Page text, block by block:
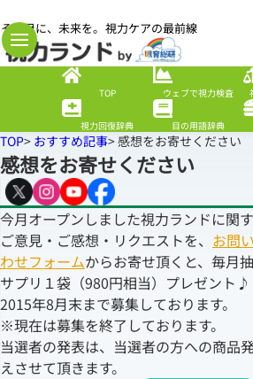
その目に、未来を。視力ケアの最前線
TOP ウェブで視力検査
視力回復辞典 目の用語辞典
TOP> おすすめ記事> 感想をお寄せください
感想をお寄せください
今月オープンしました視力ランドに関
ご意見・ご感想・リクエストを、 お問
わせフォームからお寄せ頂くと、毎月
サプリ１袋（980円相当）プレゼント♪
2015年8月末まで募集しております。
※現在は募集を終了しております。
当選者の発表は、当選者の方への商品
えさせて頂きます。